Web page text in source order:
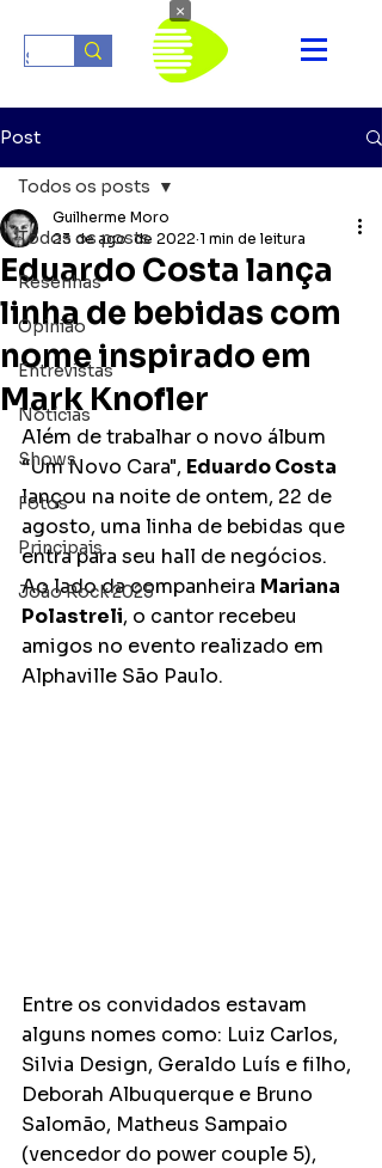
Post
Todos os posts
Resenhas
Opinião
Entrevistas
Notícias
Shows
Fotos
Principais
João Rock 2025
Todos os posts
Eduardo Costa lança
linha de bebidas com
nome inspirado em
Mark Knofler
Guilherme Moro
23 de ago. de 2022 1 min de leitura
Além de trabalhar o novo álbum
“Um Novo Cara", Eduardo Costa
lançou na noite de ontem, 22 de
agosto, uma linha de bebidas que
entra para seu hall de negócios.
Ao lado da companheira Mariana
Polastreli, o cantor recebeu
amigos no evento realizado em
Alphaville São Paulo.
Entre os convidados estavam
alguns nomes como: Luiz Carlos,
Silvia Design, Geraldo Luís e filho,
Deborah Albuquerque e Bruno
Salomão, Matheus Sampaio
(vencedor do power couple 5),
×